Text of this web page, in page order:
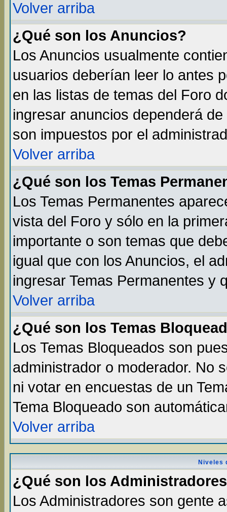
Volver arriba
¿Qué son los Anuncios?
Los Anuncios usualmente
usuarios deberían leer lo antes
en las listas de temas del Foro
ingresar anuncios dependerá
son impuestos por el
Volver arriba
¿Qué son los Temas
Los Temas Permanentes
vista del Foro y sólo en la
importante o son temas que
igual que con los Anuncios, el
ingresar Temas Permanentes y
Volver arriba
¿Qué son los Temas
Los Temas Bloqueados son
administrador o moderador. No
ni votar en encuestas de un
Tema Bloqueado son
Volver arriba
Niveles
¿Qué son los
Los Administradores son gente